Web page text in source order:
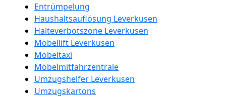
Entrümpelung
Haushaltsauflösung Leverkusen
Halteverbotszone Leverkusen
Möbellift Leverkusen
Möbeltaxi
Möbelmitfahrzentrale
Umzugshelfer Leverkusen
Umzugskartons